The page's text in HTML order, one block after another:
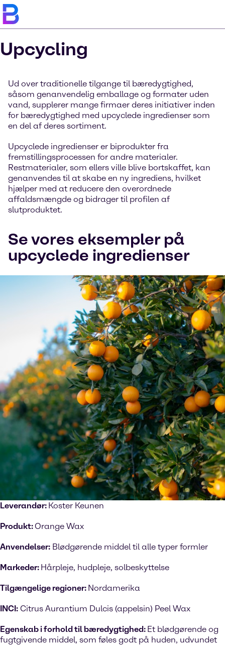
Upcycling
Ud over traditionelle tilgange til bæredygtighed,
såsom genanvendelig emballage og formater uden
vand, supplerer mange firmaer deres initiativer inden
for bæredygtighed med upcyclede ingredienser som
en del af deres sortiment.
Upcyclede ingredienser er biprodukter fra
fremstillingsprocessen for andre materialer.
Restmaterialer, som ellers ville blive bortskaffet, kan
genanvendes til at skabe en ny ingrediens, hvilket
hjælper med at reducere den overordnede
affaldsmængde og bidrager til profilen af
slutproduktet.
Se vores eksempler på
upcyclede ingredienser
Leverandør: Koster Keunen
Produkt:Orange Wax
Anvendelser: Blødgørende middel til alle typer formler
Markeder: Hårpleje, hudpleje, solbeskyttelse
Tilgængelige regioner: Nordamerika
INCI: Citrus Aurantium Dulcis (appelsin) Peel Wax
Egenskab i forhold til bæredygtighed: Et blødgørende og
fugtgivende middel, som føles godt på huden, udvundet